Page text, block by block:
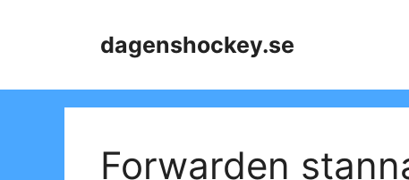
dagenshockey.se
Forwarden